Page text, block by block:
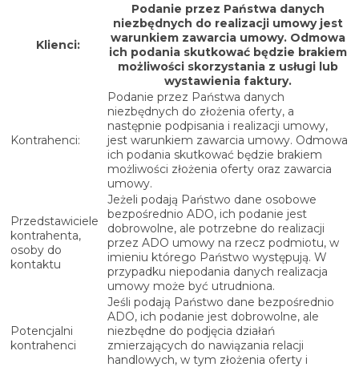
Klienci:
Podanie przez Państwa danych
niezbędnych do realizacji umowy jest
warunkiem zawarcia umowy. Odmowa
ich podania skutkować będzie brakiem
możliwości skorzystania z usługi lub
wystawienia faktury.
Kontrahenci:
Podanie przez Państwa danych
niezbędnych do złożenia oferty, a
następnie podpisania i realizacji umowy,
jest warunkiem zawarcia umowy. Odmowa
ich podania skutkować będzie brakiem
możliwości złożenia oferty oraz zawarcia
umowy.
Przedstawiciele
kontrahenta,
osoby do
kontaktu
Jeżeli podają Państwo dane osobowe
bezpośrednio ADO, ich podanie jest
dobrowolne, ale potrzebne do realizacji
przez ADO umowy na rzecz podmiotu, w
imieniu którego Państwo występują. W
przypadku niepodania danych realizacja
umowy może być utrudniona.
Potencjalni
kontrahenci
Jeśli podają Państwo dane bezpośrednio
ADO, ich podanie jest dobrowolne, ale
niezbędne do podjęcia działań
zmierzających do nawiązania relacji
handlowych, w tym złożenia oferty i